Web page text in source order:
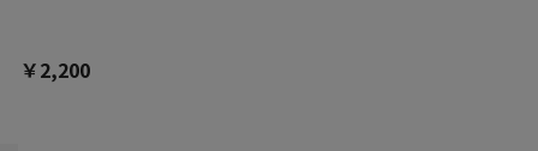
￥2,200